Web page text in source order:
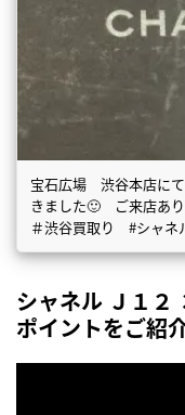
宝石広場 渋谷本店に
きました🙂 ご来店あ
＃渋谷買取り #シャネ
シャネル Ｊ１２
ポイントをご紹